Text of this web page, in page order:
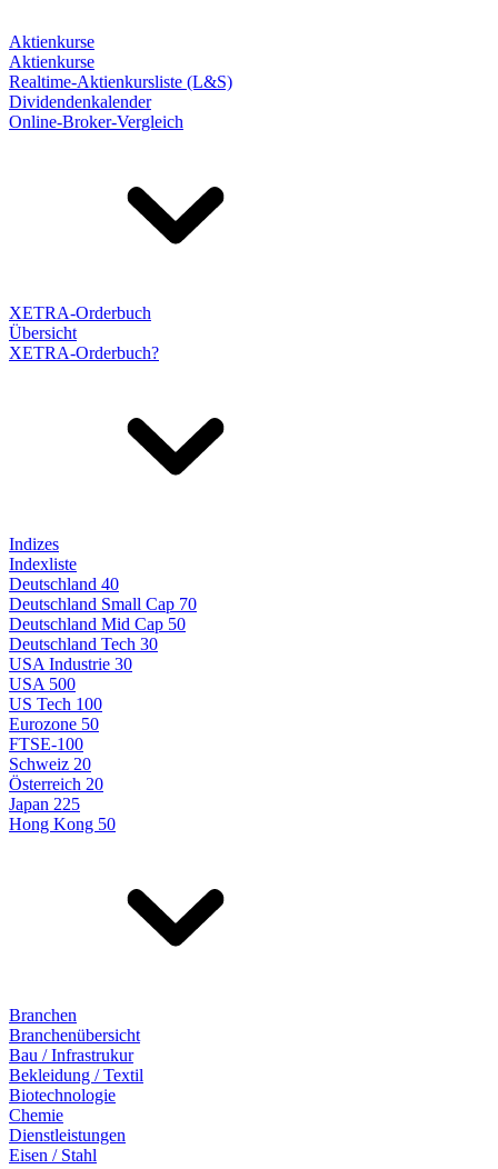
Aktienkurse
Aktienkurse
Realtime-Aktienkursliste (L&S)
Dividendenkalender
Online-Broker-Vergleich
XETRA-Orderbuch
Übersicht
XETRA-Orderbuch?
Indizes
Indexliste
Deutschland 40
Deutschland Small Cap 70
Deutschland Mid Cap 50
Deutschland Tech 30
USA Industrie 30
USA 500
US Tech 100
Eurozone 50
FTSE-100
Schweiz 20
Österreich 20
Japan 225
Hong Kong 50
Branchen
Branchenübersicht
Bau / Infrastrukur
Bekleidung / Textil
Biotechnologie
Chemie
Dienstleistungen
Eisen / Stahl